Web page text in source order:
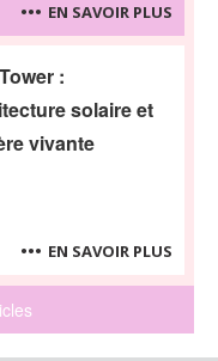
EN SAVOIR PLUS
:
solaire et
vivante
EN SAVOIR PLUS